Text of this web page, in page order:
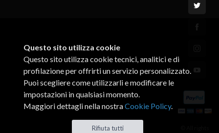
Questo sito utilizza cookie
Questo sito utilizza cookie tecnici, analitici e di
profilazione per offrirti un servizio personalizzato.
Puoi scegliere come utilizzarli e modificare le
impostazioni in qualsiasi momento.
Maggiori dettagli nella nostraCookie Policy.
Rifiuta tutti